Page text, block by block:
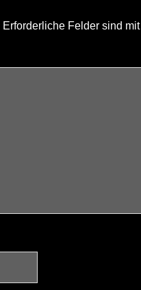
Erforderliche Felder sind mit